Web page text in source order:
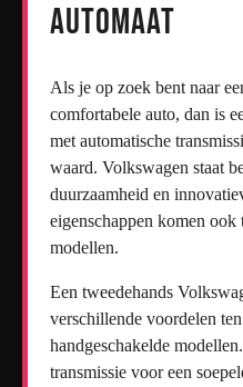
automaat
Als je op zoek bent naar
comfortabele auto, dan is
met automatische
waard. Volkswagen staat
duurzaamheid en
eigenschappen komen
modellen.
Een tweedehands
verschillende voordelen
handgeschakelde
transmissie voor een